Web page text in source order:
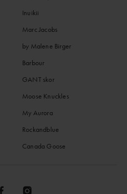
Inuikii
Marc Jacobs
by Malene Birger
Barbour
GANT skor
Moose Knuckles
My Aurora
Rockandblue
Canada Goose